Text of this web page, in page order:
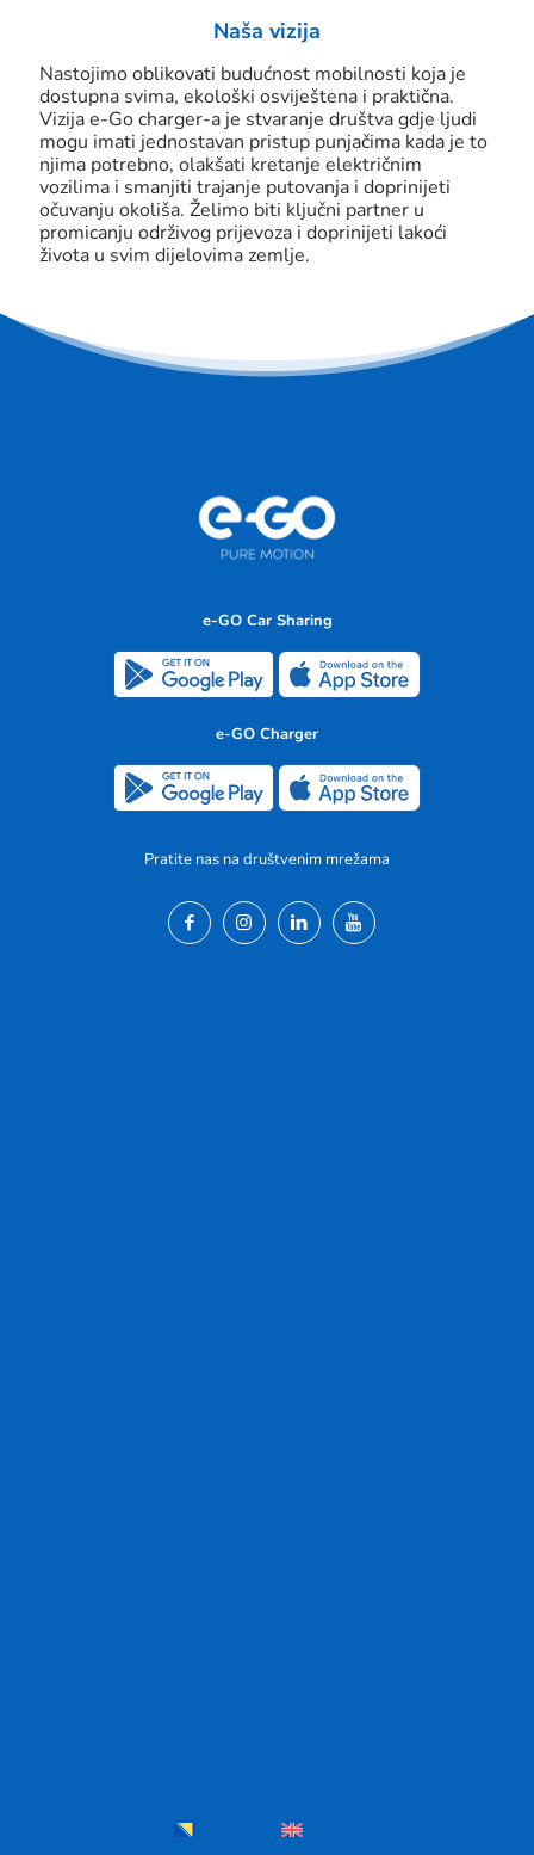
Naša vizija
Nastojimo oblikovati budućnost mobilnosti koja je
dostupna svima, ekološki osviještena i praktična.
Vizija e-Go charger-a je stvaranje društva gdje ljudi
mogu imati jednostavan pristup punjačima kada je to
njima potrebno, olakšati kretanje električnim
vozilima i smanjiti trajanje putovanja i doprinijeti
očuvanju okoliša. Želimo biti ključni partner u
promicanju održivog prijevoza i doprinijeti lakoći
života u svim dijelovima zemlje.
e-GO Car Sharing
e-GO Charger
Pratite nas na društvenim mrežama